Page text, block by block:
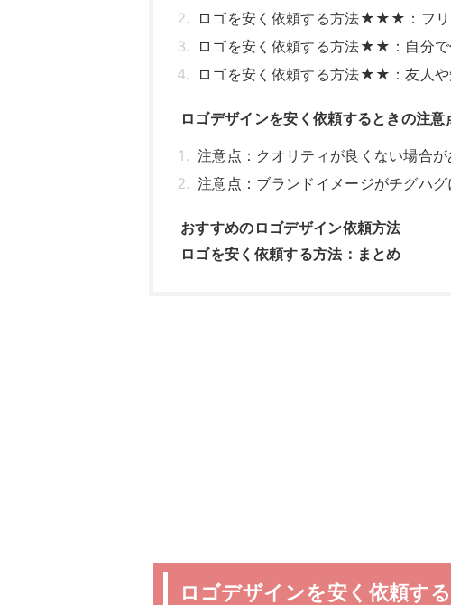
ロゴを安く依頼する方法★★★：フリ
ロゴを安く依頼する方法★★：自分で
ロゴを安く依頼する方法★★：友人や
ロゴデザインを安く依頼するときの注意
注意点：クオリティが良くない場合が
注意点：ブランドイメージがチグハ
おすすめのロゴデザイン依頼方法
ロゴを安く依頼する方法：まとめ
ロゴデザインを安く依頼す